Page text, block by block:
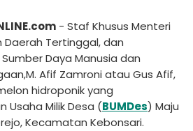
- Staf Khusus Menteri
Daerah Tertinggal, dan
Daya Manusia dan
Afif Zamroni atau Gus Afif,
hidroponik yang
Usaha Milik Desa (BUMDes) Maju
Kecamatan Kebonsari.